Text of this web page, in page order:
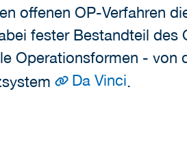
offenen OP-Verfahren
fester Bestandteil
Operationsformen -
Da Vinci.